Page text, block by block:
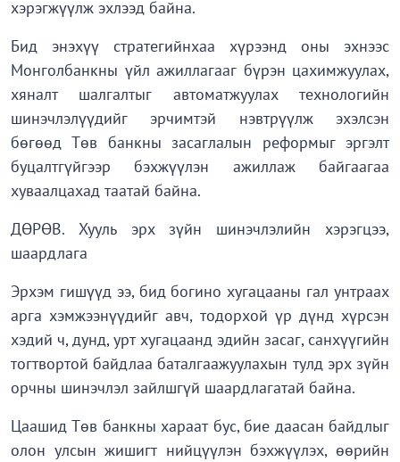
хэрэгжүүлж эхлээд байна.
Бид энэхүү стратегийнхаа хүрээнд оны эхнээс
Монголбанкны үйл ажиллагааг бүрэн цахимжуулах,
хяналт шалгалтыг автоматжуулах технологийн
шинэчлэлүүдийг эрчимтэй нэвтрүүлж эхэлсэн
бөгөөд Төв банкны засаглалын реформыг эргэлт
буцалтгүйгээр бэхжүүлэн ажиллаж байгаагаа
хуваалцахад таатай байна.
ДӨРӨВ. Хууль эрх зүйн шинэчлэлийн хэрэгцээ,
шаардлага
Эрхэм гишүүд ээ, бид богино хугацааны гал унтраах
арга хэмжээнүүдийг авч, тодорхой үр дүнд хүрсэн
хэдий ч, дунд, урт хугацаанд эдийн засаг, санхүүгийн
тогтвортой байдлаа баталгаажуулахын тулд эрх зүйн
орчны шинэчлэл зайлшгүй шаардлагатай байна.
Цаашид Төв банкны хараат бус, бие даасан байдлыг
олон улсын жишигт нийцүүлэн бэхжүүлэх, өөрийн